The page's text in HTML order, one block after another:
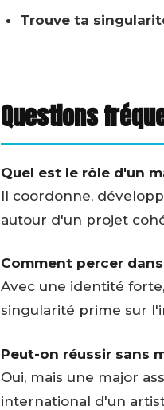
Trouve ta
Questions
Quel est le rôle d'un
Il coordonne,
autour d'un projet
Comment percer
Avec une identité
singularité prime sur
Peut-on réussir sans
Oui, mais une major
international d'un